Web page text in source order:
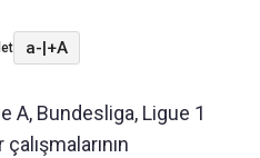
a-|+A
A, Bundesliga, Ligue 1